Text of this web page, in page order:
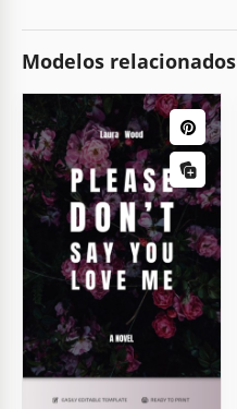
Modelos relacionados